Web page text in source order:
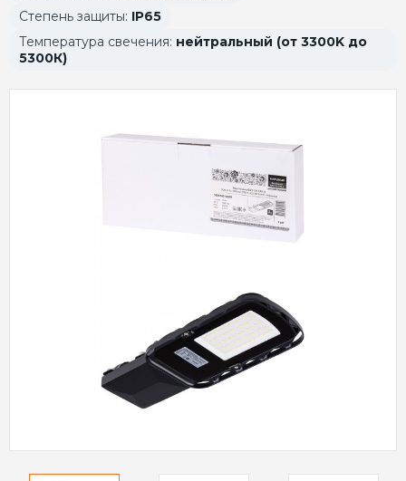
Степень защиты: IP65
Температура свечения: нейтральный (от 3300K до
5300К)